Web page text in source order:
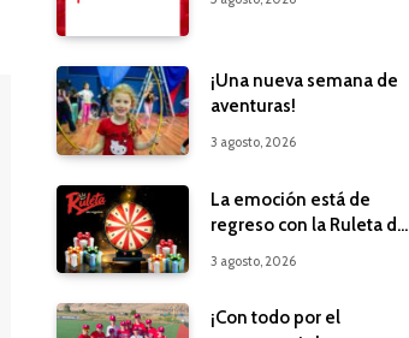
¡Una nueva semana de
aventuras!
3 agosto, 2026
La emoción está de
regreso con la Ruleta de
3 agosto, 2026
¡Con todo por el